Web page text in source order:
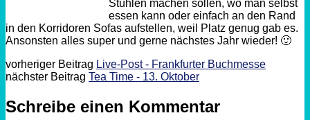
Stühlen machen sollen, wo man selbst
essen kann oder einfach an den Rand
in den Korridoren Sofas aufstellen, weil Platz genug gab es.
Ansonsten alles super und gerne nächstes Jahr wieder! 🙂
vorheriger Beitrag Live-Post - Frankfurter Buchmesse
nächster Beitrag Tea Time - 13. Oktober
Schreibe einen Kommentar